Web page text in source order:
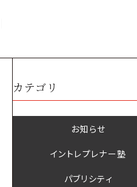
カテゴリ
お知らせ
イントレプレナー塾
パブリシティ